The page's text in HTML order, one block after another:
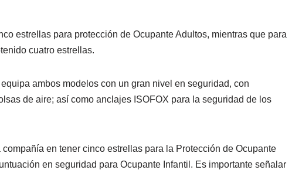
estrellas para protección de Ocupante Adultos, mientras que para
cuatro estrellas.
ambos modelos con un gran nivel en seguridad, con
de aire; así como anclajes ISOFOX para la seguridad de los
en tener cinco estrellas para la Protección de Ocupante
en seguridad para Ocupante Infantil. Es importante señalar